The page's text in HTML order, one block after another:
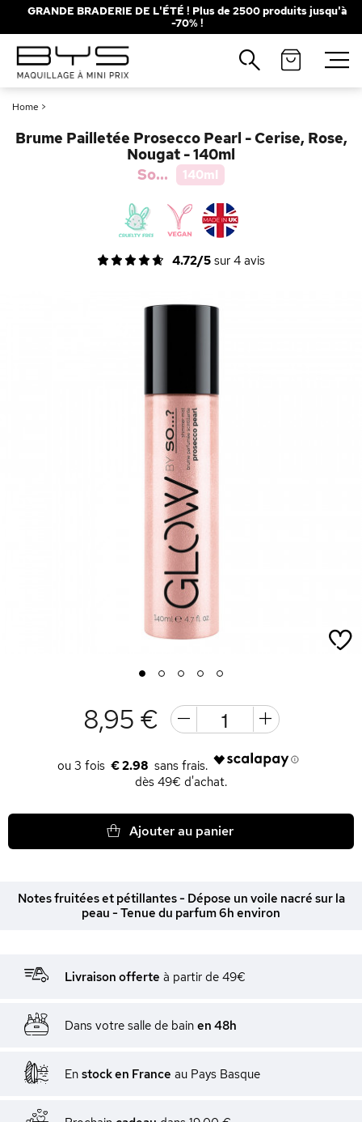
GRANDE BRADERIE DE L'ÉTÉ ! Plus de 2500 produits jusqu'à
-70% !
Home >
Brume Pailletée Prosecco Pearl - Cerise, Rose,
Nougat - 140ml
So...
140ml
4.72/5 sur 4 avis
1 2 3 4 5
8,95 €
€ 2.98
dès 49€ d'achat.
Ajouter au panier
Notes fruitées et pétillantes - Dépose un voile nacré sur la
peau - Tenue du parfum 6h environ
Livraison offerte à partir de 49€
Dans votre salle de bain en 48h
En stock en France au Pays Basque
Fermer
Recherches populaires
Rouge à Lèvres